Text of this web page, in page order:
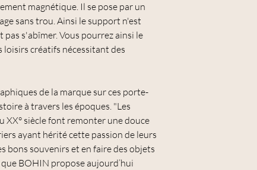
magnétique. Il se pose par un
sans trou. Ainsi le support n'est
s'abîmer. Vous pourrez ainsi le
créatifs nécessitant des
de la marque sur ces porte-
à travers les époques. "Les
XX° siècle font remonter une douce
ayant hérité cette passion de leurs
bons souvenirs et en faire des objets
BOHIN propose aujourd’hui